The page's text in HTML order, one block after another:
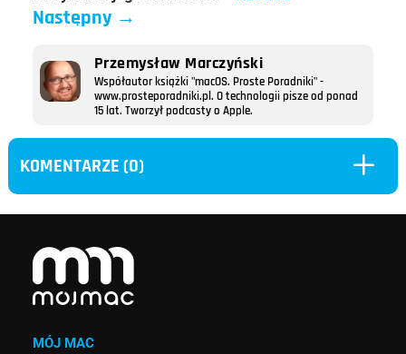
Następny→
Przemysław Marczyński
Współautor książki "macOS. Proste Poradniki" -
www.prosteporadniki.pl. O technologii pisze od ponad
15 lat. Tworzył podcasty o Apple.
KOMENTARZE (0) L
MÓJ MAC